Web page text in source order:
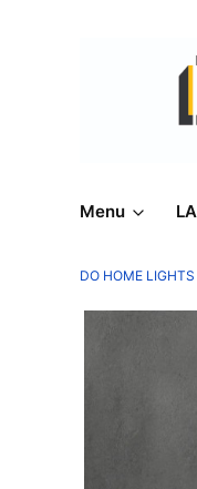
Menu
DO HOME LIGHTS